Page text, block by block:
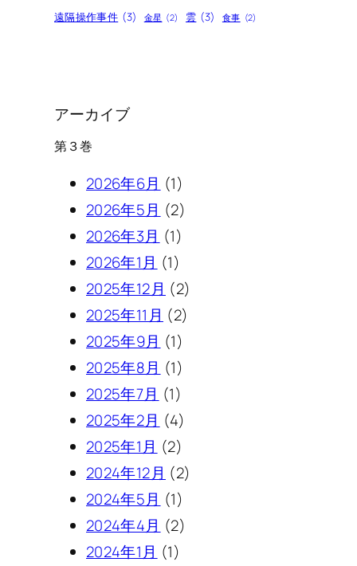
遠隔操作事件 (3) 金星 (2) 雲 (3) 食事 (2)
アーカイブ
第３巻
2026年6月 (1)
2026年5月 (2)
2026年3月 (1)
2026年1月 (1)
2025年12月 (2)
2025年11月 (2)
2025年9月 (1)
2025年8月 (1)
2025年7月 (1)
2025年2月 (4)
2025年1月 (2)
2024年12月 (2)
2024年5月 (1)
2024年4月 (2)
2024年1月 (1)